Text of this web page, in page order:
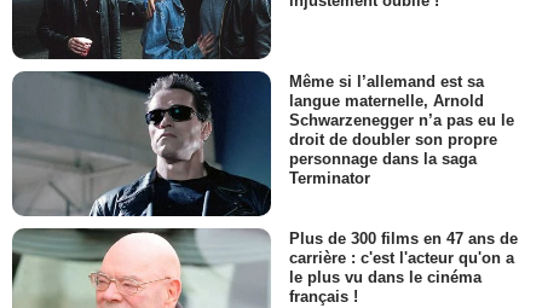
Même si l’allemand est sa
langue maternelle, Arnold
Schwarzenegger n’a pas eu le
droit de doubler son propre
personnage dans la saga
Terminator
Plus de 300 films en 47 ans de
carrière : c'est l'acteur qu'on a
le plus vu dans le cinéma
français !